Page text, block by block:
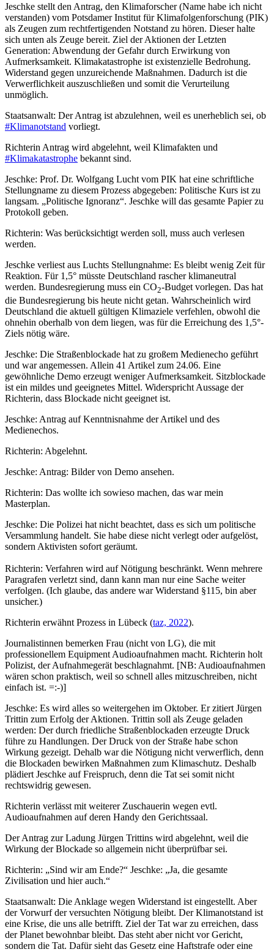
Jeschke stellt den Antrag, den Klimaforscher (Name habe ich nicht
verstanden) vom Potsdamer Institut für Klimafolgenforschung (PIK)
als Zeugen zum rechtfertigenden Notstand zu hören. Dieser halte
sich unten als Zeuge bereit. Ziel der Aktionen der Letzten
Generation: Abwendung der Gefahr durch Erwirkung von
Aufmerksamkeit. Klimakatastrophe ist existenzielle Bedrohung.
Widerstand gegen unzureichende Maßnahmen. Dadurch ist die
Verwerflichkeit auszuschließen und somit die Verurteilung
unmöglich.
Staatsanwalt: Der Antrag ist abzulehnen, weil es unerheblich sei, ob
#Klimanotstand vorliegt.
Richterin Antrag wird abgelehnt, weil Klimafakten und
#Klimakatastrophe bekannt sind.
Jeschke: Prof. Dr. Wolfgang Lucht vom PIK hat eine schriftliche
Stellungname zu diesem Prozess abgegeben: Politische Kurs ist zu
langsam. „Politische Ignoranz“. Jeschke will das gesamte Papier zu
Protokoll geben.
Richterin: Was berücksichtigt werden soll, muss auch verlesen
werden.
Jeschke verliest aus Luchts Stellungnahme: Es bleibt wenig Zeit für
Reaktion. Für 1,5° müsste Deutschland rascher klimaneutral
werden. Bundesregierung muss ein CO2-Budget vorlegen. Das hat
die Bundesregierung bis heute nicht getan. Wahrscheinlich wird
Deutschland die aktuell gültigen Klimaziele verfehlen, obwohl die
ohnehin oberhalb von dem liegen, was für die Erreichung des 1,5°-
Ziels nötig wäre.
Jeschke: Die Straßenblockade hat zu großem Medienecho geführt
und war angemessen. Allein 41 Artikel zum 24.06. Eine
gewöhnliche Demo erzeugt weniger Aufmerksamkeit. Sitzblockade
ist ein mildes und geeignetes Mittel. Widerspricht Aussage der
Richterin, dass Blockade nicht geeignet ist.
Jeschke: Antrag auf Kenntnisnahme der Artikel und des
Medienechos.
Richterin: Abgelehnt.
Jeschke: Antrag: Bilder von Demo ansehen.
Richterin: Das wollte ich sowieso machen, das war mein
Masterplan.
Jeschke: Die Polizei hat nicht beachtet, dass es sich um politische
Versammlung handelt. Sie habe diese nicht verlegt oder aufgelöst,
sondern Aktivisten sofort geräumt.
Richterin: Verfahren wird auf Nötigung beschränkt. Wenn mehrere
Paragrafen verletzt sind, dann kann man nur eine Sache weiter
verfolgen. (Ich glaube, das andere war Widerstand §115, bin aber
unsicher.)
Richterin erwähnt Prozess in Lübeck (taz, 2022).
Journalistinnen bemerken Frau (nicht von LG), die mit
professionellem Equipment Audioaufnahmen macht. Richterin holt
Polizist, der Aufnahmegerät beschlagnahmt. [NB: Audioaufnahmen
wären schon praktisch, weil so schnell alles mitzuschreiben, nicht
einfach ist. =:-)]
Jeschke: Es wird alles so weitergehen im Oktober. Er zitiert Jürgen
Trittin zum Erfolg der Aktionen. Trittin soll als Zeuge geladen
werden: Der durch friedliche Straßenblockaden erzeugte Druck
führe zu Handlungen. Der Druck von der Straße habe schon
Wirkung gezeigt. Dehalb war die Nötigung nicht verwerflich, denn
die Blockaden bewirken Maßnahmen zum Klimaschutz. Deshalb
plädiert Jeschke auf Freispruch, denn die Tat sei somit nicht
rechtswidrig gewesen.
Richterin verlässt mit weiterer Zuschauerin wegen evtl.
Audioaufnahmen auf deren Handy den Gerichtssaal.
Der Antrag zur Ladung Jürgen Trittins wird abgelehnt, weil die
Wirkung der Blockade so allgemein nicht überprüfbar sei.
Richterin: „Sind wir am Ende?“ Jeschke: „Ja, die gesamte
Zivilisation und hier auch.“
Staatsanwalt: Die Anklage wegen Widerstand ist eingestellt. Aber
der Vorwurf der versuchten Nötigung bleibt. Der Klimanotstand ist
eine Krise, die uns alle betrifft. Ziel der Tat war zu erreichen, dass
der Planet bewohnbar bleibt. Das steht aber nicht vor Gericht,
sondern die Tat. Dafür sieht das Gesetz eine Haftstrafe oder eine